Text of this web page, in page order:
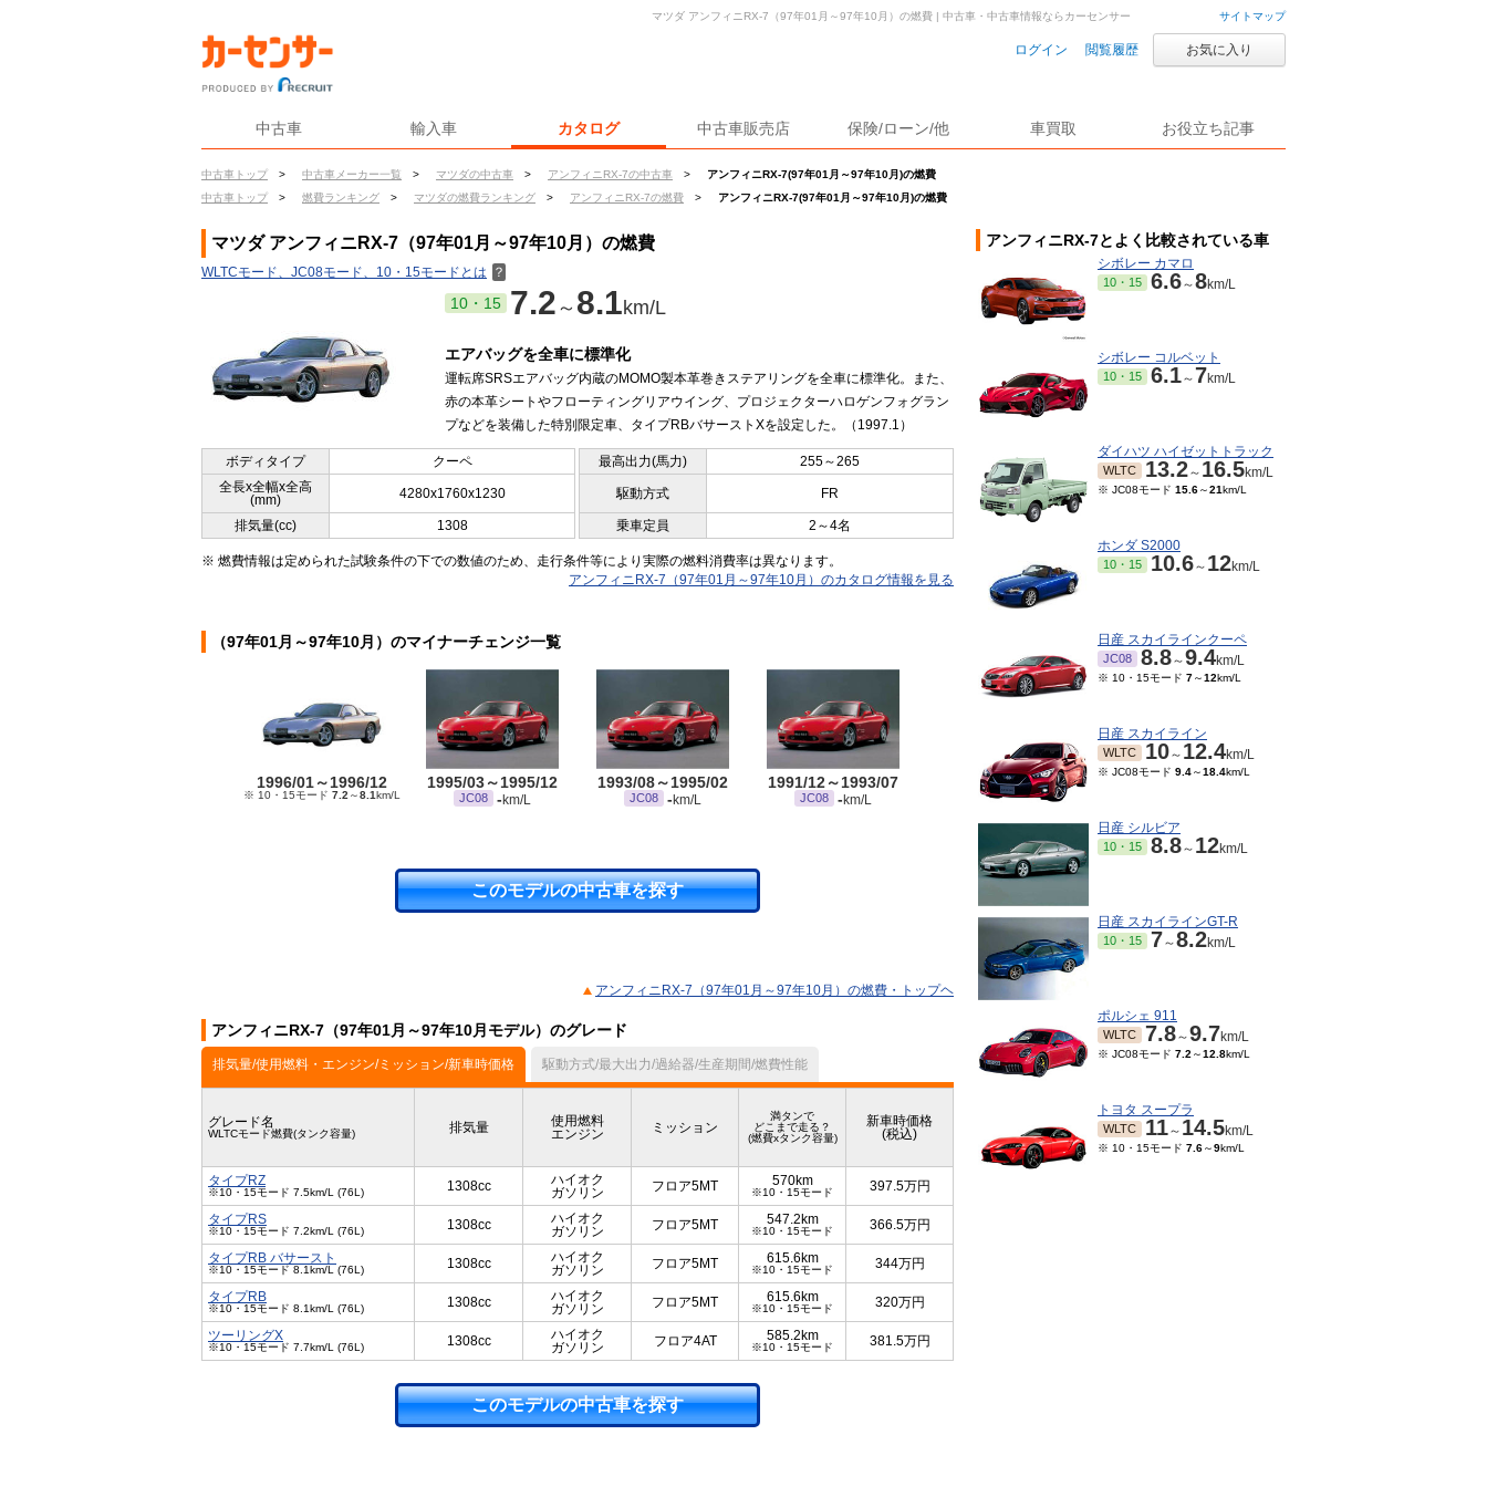
サイトマップ
ログイン 閲覧履歴 お気に入り
中古車 輸入車 カタログ 中古車販売店 保険/ローン/他 車買取 お役立ち記事
中古車トップ > 中古車メーカー一覧 > マツダの中古車 > アンフィニRX-7の中古車 >
アンフィニRX-7(97年01月～97年10月)の燃費
中古車トップ
> 燃費ランキング > マツダの燃費ランキング > アンフィニRX-7の燃費 > アンフィニRX-7(97年01月～97年10月)の燃費
マツダ アンフィニRX-7（97年01月～97年10月）の燃費 | 中古車・中古車情報ならカーセンサー
マツダ アンフィニRX-7（97年01月～97年10月）の燃費
WLTCモード、JC08モード、10・15モードとは ？
10・15 7.2 ～ 8.1km/L
エアバッグを全車に標準化
運転席SRSエアバッグ内蔵のMOMO製本革巻きステアリングを全車に標準化。また、
赤の本革シートやフローティングリアウイング、プロジェクターハロゲンフォグラン
プなどを装備した特別限定車、タイプRBバサーストXを設定した。（1997.1）
ボディタイプ クーペ 最高出力(馬力)
255～265
全長x全幅x全高
(mm)
4280x1760x1230 駆動方式 FR
排気量(cc) 1308 乗車定員 2～4名
※ 燃費情報は定められた試験条件の下での数値のため、走行条件等により実際の燃料消費率は異なります。
アンフィニRX-7（97年01月～97年10月）のカタログ情報を見る
（97年01月～97年10月）のマイナーチェンジ一覧
1996/01～1996/12
※ 10・15モード 7.2～8.1km/L
1995/03～1995/12
JC08 - km/L
1993/08～1995/02
JC08 - km/L
1991/12～1993/07
JC08 - km/L
このモデルの中古車を探す
アンフィニRX-7（97年01月～97年10月）の燃費・トップヘ
アンフィニRX-7（97年01月～97年10月モデル）のグレード
排気量/使用燃料・エンジン/ミッション/新車時価格 駆動方式/最大出力/過給器/生産期間/燃費性能
グレード名
WLTCモード燃費(タンク容量) 排気量
使用燃料
エンジン
ミッション
満タンで
どこまで走る？
(燃費xタンク容量)
新車時価格
(税込)
タイプRZ
※10・15モード 7.5km/L (76L) 1308cc
ハイオク
ガソリン
フロア5MT 570km
※10・15モード 397.5万円
タイプRS
※10・15モード 7.2km/L (76L) 1308cc
ハイオク
ガソリン
フロア5MT 547.2km
※10・15モード 366.5万円
タイプRB バサースト
※10・15モード 8.1km/L (76L) 1308cc
ハイオク
ガソリン
フロア5MT 615.6km
※10・15モード 344万円
タイプRB
※10・15モード 8.1km/L (76L) 1308cc
ハイオク
ガソリン
フロア5MT 615.6km
※10・15モード 320万円
ツーリングX
※10・15モード 7.7km/L (76L) 1308cc
ハイオク
ガソリン
フロア4AT 585.2km
※10・15モード 381.5万円
このモデルの中古車を探す
アンフィニRX-7とよく比較されている車
シボレー カマロ
10・15 6.6～8km/L
シボレー コルベット
10・15 6.1～7km/L
ダイハツ ハイゼットトラック
WLTC 13.2～ 16.5km/L
※ JC08モード 15.6～21km/L
ホンダ S2000
10・15 10.6～ 12km/L
日産 スカイラインクーペ
JC08 8.8～9.4km/L
※ 10・15モード 7～12km/L
日産 スカイライン
WLTC 10～ 12.4km/L
※ JC08モード 9.4～18.4km/L
日産 シルビア
10・15 8.8～ 12km/L
日産 スカイラインGT-R
10・15 7～8.2km/L
ポルシェ 911
WLTC 7.8～9.7km/L
※ JC08モード 7.2 ～12.8km/L
トヨタ スープラ
WLTC 11～ 14.5km/L
※ 10・15モード 7.6～9km/L